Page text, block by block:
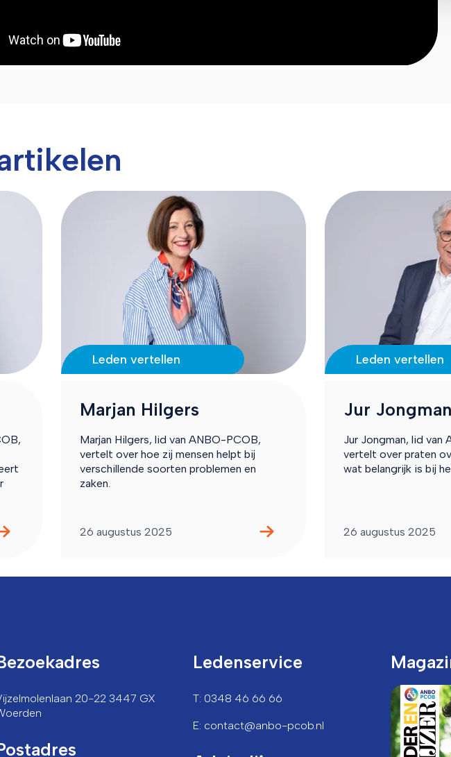
Leden vertellen
Marjan Hilgers
Marjan Hilgers, lid van ANBO-PCOB,
vertelt over hoe zij mensen helpt bij
verschillende soorten problemen en
zaken.
26 augustus 2025
Leden vertellen
Jur Jongman
Jur Jongman, lid van
vertelt over praten
wat belangrijk is bij
26 augustus 2025
20-22 3447 GX
Ledenservice
T: 0348 46 66 66
E: contact@anbo-pcob.nl